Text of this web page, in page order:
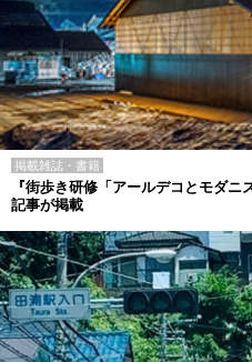
掲載雑誌・書籍
『街歩き研修「アールデコとモダ
記事が掲載